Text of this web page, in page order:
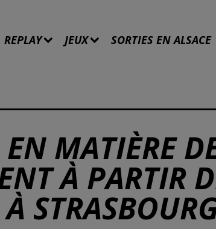
REPLAY JEUX SORTIES EN ALSACE
MATIÈRE
À PARTIR